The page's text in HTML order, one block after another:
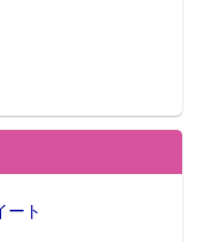
ート